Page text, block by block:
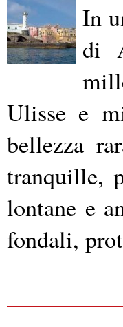
In
di
Ulisse e
bellezza
tranquille,
lontane e
fondali,